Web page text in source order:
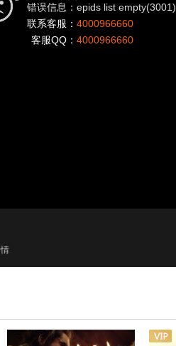
错误信息：epids list empty(3001)
联系客服： 4000966660
客服QQ： 4000966660